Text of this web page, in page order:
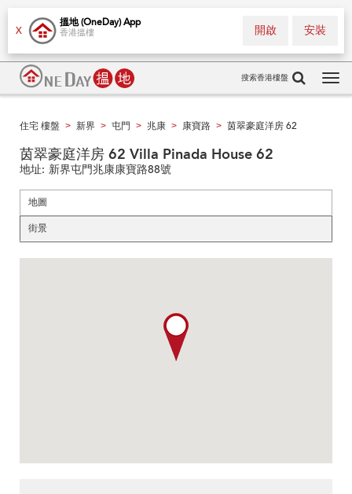
X
搵地 (OneDay) App
香港搵樓 安裝
開啟
搜索香港樓盤
住宅 樓盤 > 新界 > 屯門 > 兆康 > 康寶路 > 茵翠豪庭洋房 62
茵翠豪庭洋房 62 Villa Pinada House 62
地址: 新界屯門兆康康寶路88號
地圖
街景